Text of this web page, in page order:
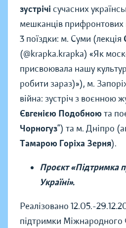
зустрічі сучасних
мешканців прифронтових
3 поїздки: м. Суми (лекція
(@krapka.krapka) «Як
присвоювала нашу
робити зараз)»), м.
війна: зустріч з воєнною
Євгенією Подобною та
Чорногуз”) та м. Дніпро
Тамарою Горіха Зерня).
Проєкт «Підтримка
Україні».
Реалізовано 12.05.-
підтримки